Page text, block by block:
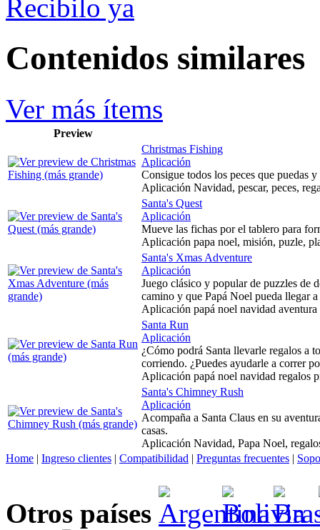
Recibilo ya
Contenidos similares
Ver más ítems
Preview
Christmas Fishing
Aplicación
Consigue todos los peces que puedas
Aplicación Navidad, pescar, peces,
Santa's Quest
Aplicación
Mueve las fichas por el tablero para
Aplicación papa noel, misión, puzle,
Santa's Xmas Adventure
Aplicación
Juego clásico y popular de puzzles de
camino y que Papá Noel pueda llegar
Aplicación papá noel navidad
Santa Run
Aplicación
¿Cómo podrá Santa llevarle regalos a
corriendo. ¿Puedes ayudarle a correr
Aplicación papá noel navidad regalos
Santa's Chimney Rush
Aplicación
Acompaña a Santa Claus en su
casas.
Aplicación Navidad, Papa Noel,
Home | Ingreso clientes | Compatibilidad | Preguntas frecuentes |
Otros países